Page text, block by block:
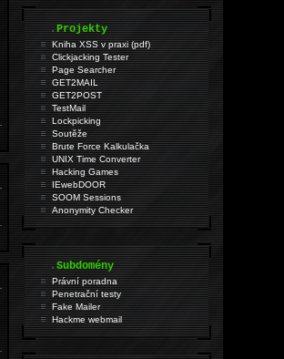
.Projekty
Kniha XSS v praxi (pdf)
Clickjacking Tester
Page Searcher
GET2MAIL
GET2POST
TestMail
Lockpicking
Soutěže
Brute Force Kalkulačka
UNIX Time Converter
Hacking Games
IEwebDOOR
SOOM Sessions
Anonymity Checker
.Subdomény
Právní poradna
Penetrační testy
Fake Mailer
Hackme webmail